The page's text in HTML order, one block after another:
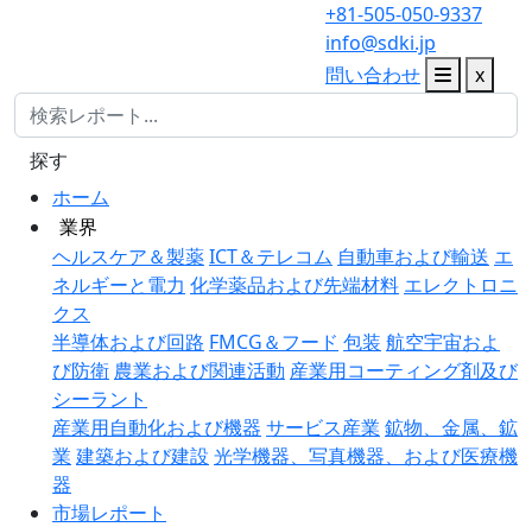
+81-505-050-9337
info@sdki.jp
問い合わせ
x
ホーム
業界
ヘルスケア＆製薬ICT＆テレコム 自動車および輸送 エ
ネルギーと電力 化学薬品および先端材料 エレクトロニ
クス
半導体および回路 FMCG＆フード 包装 航空宇宙およ
び防衛 農業および関連活動 産業用コーティング剤及び
シーラント
産業用自動化および機器 サービス産業 鉱物、金属、鉱
業 建築および建設 光学機器、写真機器、および医療機
器
市場レポート
探す